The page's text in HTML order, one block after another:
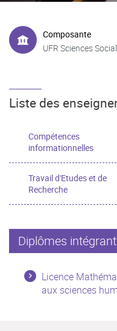
Composante
UFR Sciences
Liste des
Compétences
informationnelles
Travail d'Etudes et de
Recherche
Diplômes
Licence
aux sciences